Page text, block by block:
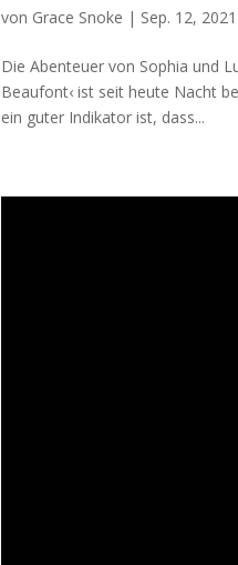
von Grace Snoke | Sep. 12, 2021
Die Abenteuer von Sophia und
Beaufont‹ ist seit heute Nacht
ein guter Indikator ist, dass...